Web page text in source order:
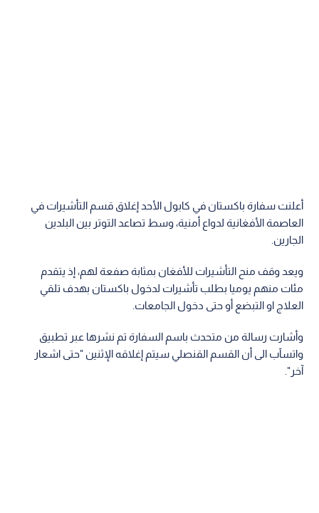
أعلنت سفارة باكستان في كابول الأحد إغلاق قسم التأشيرات في
العاصمة الأفغانية لدواع أمنية، وسط تصاعد التوتر بين البلدين
الجارين.
ويعد وقف منح التأشيرات للأفغان بمثابة صفعة لهم، إذ يتقدم
مئات منهم يوميا بطلب تأشيرات لدخول باكستان بهدف تلقي
العلاج او التبضع أو حتى دخول الجامعات.
وأشارت رسالة من متحدث باسم السفارة تم نشرها عبر تطبيق
واتسآب الى أن القسم القنصلي سيتم إغلاقه الإثنين "حتى اشعار
آخر".